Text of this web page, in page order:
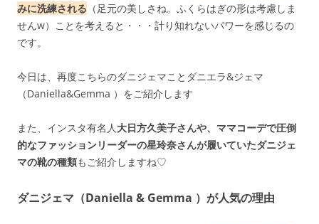
みに洗練される （足元の美しさね。ふくらはぎの形は考慮しま
せんw）ことを考えると・・・計り知れないパワーを感じるの
です。
今日は、再度こちらのダニジェマことダニエラ&ジェマ
（Daniella&Gemma ）をご紹介します
また、インスタ有名人 大日方久美子さんや、ママコーデで圧倒
的なファッションリーダーの星玲奈さんが履いていたダニジェ
マの靴の種類もご紹介しますね♡
ダニジェマ（Daniella & Gemma ）が人気の理由